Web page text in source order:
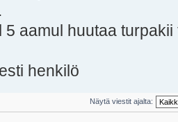
5 aamul huutaa
henkilö
Näytä viestit ajalta: